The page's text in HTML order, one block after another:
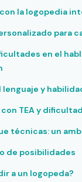
la logopedia
para
en el
lenguaje y
con TEA y
técnicas: un
de posibilidades
a un logopeda?